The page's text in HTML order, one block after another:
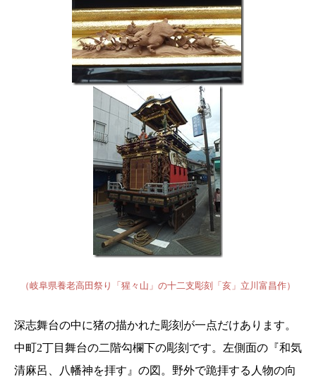
（岐阜県養老高田祭り「猩々山」の十二支彫刻「亥」立川富昌作）
深志舞台の中に猪の描かれた彫刻が一点だけあります。
中町2丁目舞台の二階勾欄下の彫刻です。左側面の 『和気
清麻呂、八幡神を拝す』 の図。野外で跪拝する人物の向